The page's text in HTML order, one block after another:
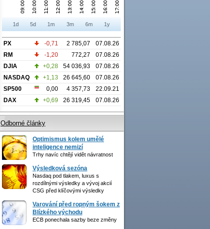
1d 5d 1m 3m 6m 1y
PX -0,71 2 785,07
07.08.26
RM
-1,20 772,27
07.08.26
DJIA
+0,28 54 036,93
07.08.26
NASDAQ
+1,13 26 645,60
07.08.26
SP500
0,00 4 357,73
22.09.21
DAX
+0,69 26 319,45 07.08.26
Odborné články
Optimismus kolem umělé
inteligence nemizí
Trhy navíc chtějí vidět návratnost
Výsledková sezóna
Nasdaq pod tlakem, luxus s
rozdílnými výsledky a vývoj akcií
CSG před klíčovými výsledky
Varování před ropným šokem z
Blízkého východu
ECB ponechala sazby beze změny